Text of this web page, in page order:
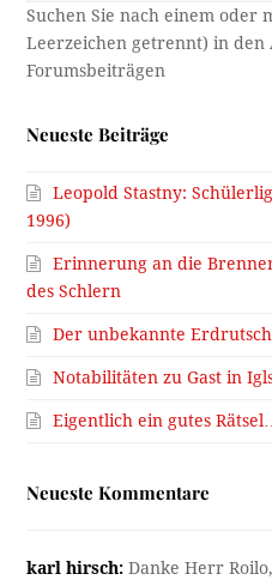
Neueste Beiträge
Leopold Stastny:
1996)
Erinnerung an die
des Schlern
Der unbekannte
Notabilitäten zu Gast in
Eigentlich ein gutes Rätsel…
Neueste Kommentare
karl hirsch: Danke Herr